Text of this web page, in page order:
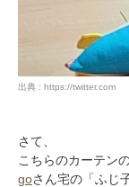
出典 : https://twitter.com
さて、
こちらのカーテン
goさん宅の「ふじ